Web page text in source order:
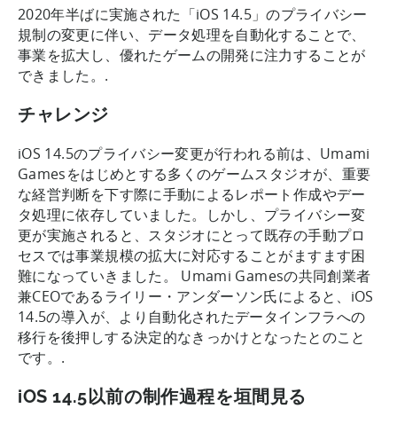
2020年半ばに実施された「iOS 14.5」のプライバシー
規制の変更に伴い、データ処理を自動化することで、
事業を拡大し、優れたゲームの開発に注力することが
できました。.
チャレンジ
iOS 14.5のプライバシー変更が行われる前は、Umami
Gamesをはじめとする多くのゲームスタジオが、重要
な経営判断を下す際に手動によるレポート作成やデー
タ処理に依存していました。しかし、プライバシー変
更が実施されると、スタジオにとって既存の手動プロ
セスでは事業規模の拡大に対応することがますます困
難になっていきました。 Umami Gamesの共同創業者
兼CEOであるライリー・アンダーソン氏によると、iOS
14.5の導入が、より自動化されたデータインフラへの
移行を後押しする決定的なきっかけとなったとのこと
です。.
iOS 14.5以前の制作過程を垣間見る